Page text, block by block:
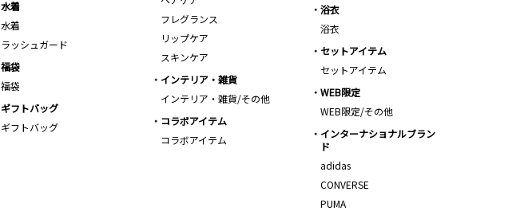
フレグランス
リップケア
スキンケア
水着
水着
ラッシュガード
浴衣
浴衣
セットアイテム
セットアイテム
福袋
福袋
インテリア・雑貨
インテリア・雑貨/その他
WEB限定
WEB限定/その他
ギフトバッグ
ギフトバッグ
コラボアイテム
コラボアイテム
インターナショナルブラン
ド
adidas
CONVERSE
PUMA